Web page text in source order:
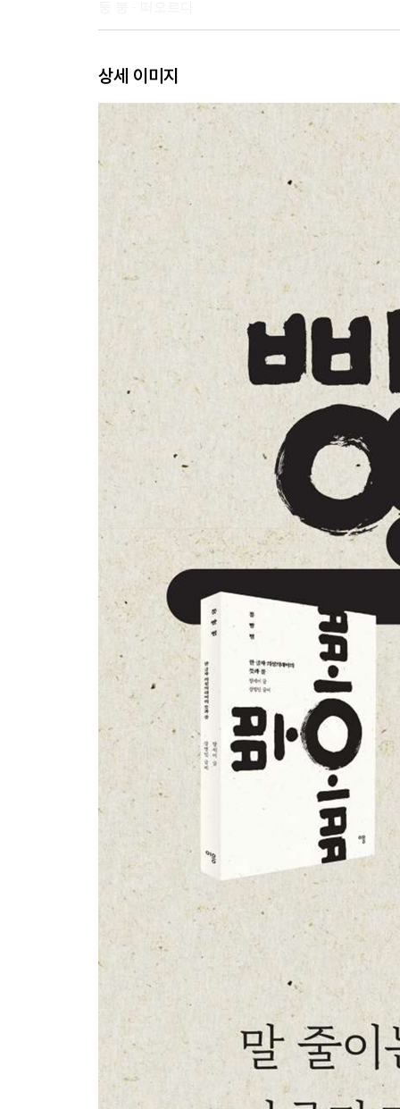
삭 싹 - 베다
깩 끽 빽 삑 - 소리치다
쨍 - 내리쬐다
4장 사방의 말
꺽 끅 - 트림하다
꿱 웩 - 토하다
흠 흑 흥 - 들이마시다
- 긁다·문대다·찢다
콕 쿡 - 찌르다·박다·찍다
쏙 쑥 - 들어가거나 내밀다
올라가거나 내려가다
솨 쏴 쌩 씽 - 스치다 · 밀려오다
핑 푱 휙 확 - 빠르게 움직이다
착 척 축 - 달라붙다·늘어지다
딱 떡 짝 쩍 - 벌어지다·들러붙다
5장 순환의 말
앙 왕 - 울다
깽 끙 낑 캥 - 아픈 소리를 내다
뚜 부 뛰 빵 - 나팔이 울리다
꽝 쾅 땅 탕 - 크게 울리다
꽹 땡 - 치다·두드리다
봉 빵 펑 - 뚫리다·터지다
와 왁 우 - 여럿이 몰리다
앵 웬 윙 잉 - 날아가다
뱅 팽 횡 휭 - 돌다
빙 핑 - 글썽하다
해 헤 - 웃다
6장 정지의 말
꼭 꽉 꾹 - 누르다·숨다
컥 헉 - 막히다
쓱 뿅 - 사라지다
상세 이미지